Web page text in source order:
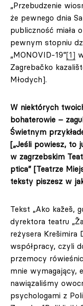
„Przebudzenie
że pewnego dnia
publiczność miała
pewnym stopniu
„MONOVID-19”[1]
Zagrebačko
Młodych].
W niektórych
bohaterowie –
Świetnym
[„Jeśli powiesz, to
w zagrzebskim
ptica” [Teatrze
teksty piszesz w
Tekst „Ako kažeš,
dyrektora teatru
reżysera Krešimira
współpracy, czyli
przemocy
mnie wymagający,
nawiązaliśmy
psychologami z